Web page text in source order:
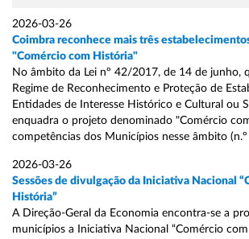
2026-03-26
Coimbra reconhece mais três
"Comércio com História"
No âmbito da Lei nº 42/2017, de 14 de junho,
Regime de Reconhecimento e Proteção de
Entidades de Interesse Histórico e Cultural ou
enquadra o projeto denominado "Comércio
competências dos Municípios nesse âmbito
2026-03-26
Sessões de divulgação da Iniciativa Nacional
História”
A Direção-Geral da Economia encontra-se a
municípios a Iniciativa Nacional “Comércio